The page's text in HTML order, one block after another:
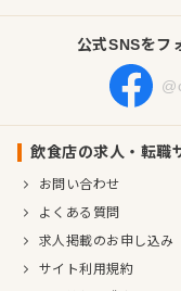
公式SNSをフ
飲食店の求人・転職
お問い合わせ
よくある質問
求人掲載のお申し込み
サイト利用規約